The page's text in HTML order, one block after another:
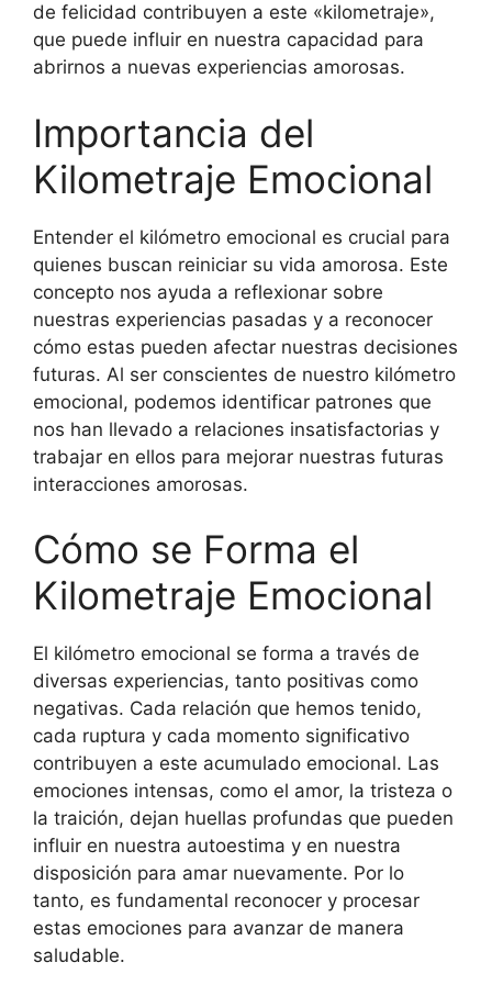
de felicidad contribuyen a este «kilometraje»,
que puede influir en nuestra capacidad para
abrirnos a nuevas experiencias amorosas.
Importancia del
Kilometraje Emocional
Entender el kilómetro emocional es crucial para
quienes buscan reiniciar su vida amorosa. Este
concepto nos ayuda a reflexionar sobre
nuestras experiencias pasadas y a reconocer
cómo estas pueden afectar nuestras decisiones
futuras. Al ser conscientes de nuestro kilómetro
emocional, podemos identificar patrones que
nos han llevado a relaciones insatisfactorias y
trabajar en ellos para mejorar nuestras futuras
interacciones amorosas.
Cómo se Forma el
Kilometraje Emocional
El kilómetro emocional se forma a través de
diversas experiencias, tanto positivas como
negativas. Cada relación que hemos tenido,
cada ruptura y cada momento significativo
contribuyen a este acumulado emocional. Las
emociones intensas, como el amor, la tristeza o
la traición, dejan huellas profundas que pueden
influir en nuestra autoestima y en nuestra
disposición para amar nuevamente. Por lo
tanto, es fundamental reconocer y procesar
estas emociones para avanzar de manera
saludable.